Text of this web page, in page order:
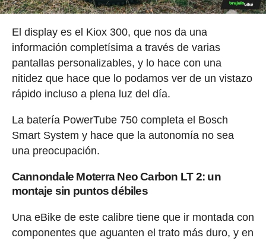
El display es el Kiox 300, que nos da una
información completísima a través de varias
pantallas personalizables, y lo hace con una
nitidez que hace que lo podamos ver de un vistazo
rápido incluso a plena luz del día.
La batería PowerTube 750 completa el Bosch
Smart System y hace que la autonomía no sea
una preocupación.
Cannondale Moterra Neo Carbon LT 2: un
montaje sin puntos débiles
Una eBike de este calibre tiene que ir montada con
componentes que aguanten el trato más duro, y en